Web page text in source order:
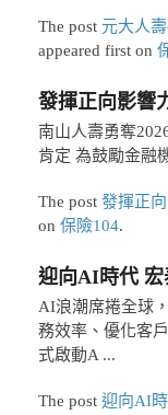
The post 元大人
appeared first on
發揮正向影響
南山人壽勇奪
肯定 為鼓勵金融
The post 發揮正
on 保險104.
迎向AI時代 宏
AI浪潮席捲全球
務效率、優化客
式啟動A ...
The post 迎向AI